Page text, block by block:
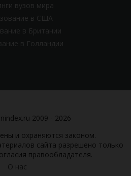
вузов мира
в США
в Британии
в Голландии
2009 - 2026
и охраняются законом.
сайта разрешено только
правообладателя.
О нас